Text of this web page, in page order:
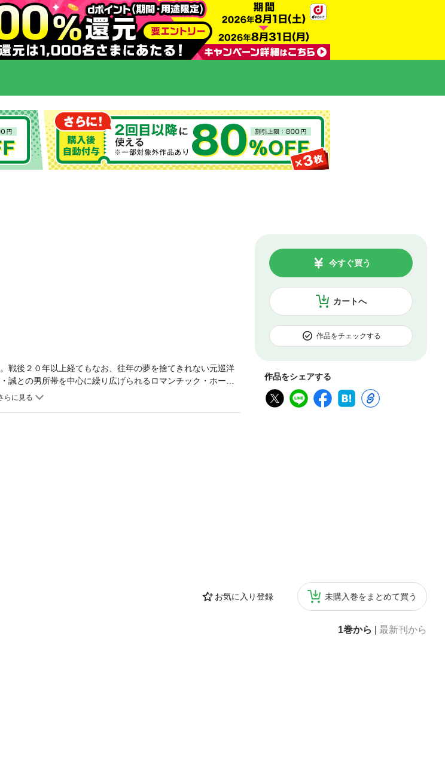
カートへ
今すぐ買う
作品をチェックする
作品をシェアする
お気に入り登録 未購入巻をまとめて買う
1巻から 最新刊から
戦後２０年以上経てもなお、往年の夢を捨てきれない元巡洋
との男所帯を中心に繰り広げられるロマンチック・ホーム
ひそやかに散った」亡き母のような理想の女性を求める誠
回を収録。昭和４７～４８年にＮＥＴ（現テレビ朝日）系